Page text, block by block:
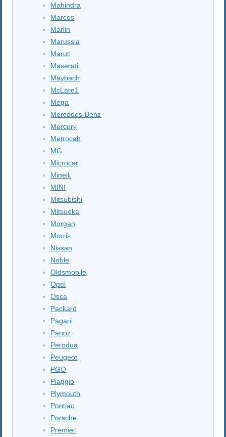
Mahindra
Marcos
Marlin
Marussia
Maruti
Maserati
Maybach
McLare1
Mega
Mercedes-Benz
Mercury
Metrocab
MG
Microcar
Minelli
MINI
Mitsubishi
Mitsuoka
Morgan
Morris
Nissan
Noble
Oldsmobile
Opel
Osca
Packard
Pagani
Panoz
Perodua
Peugeot
PGO
Piaggio
Plymouth
Pontiac
Porsche
Premier